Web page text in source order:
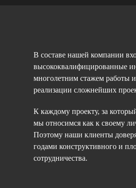
В составе нашей компании
высококвалифицированные
многолетним стажем работы
реализации сложнейших
К каждому проекту, за
мы относимся как к своему
Поэтому наши клиенты
годами конструктивного и
сотрудничества.